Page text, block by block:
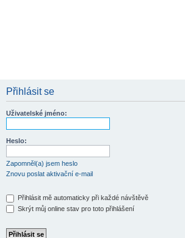
Přihlásit se
Uživatelské jméno:
Heslo:
Zapomněl(a) jsem heslo
Znovu poslat aktivační e-mail
Přihlásit mě automaticky při každé návštěvě
Skrýt můj online stav pro toto přihlášení